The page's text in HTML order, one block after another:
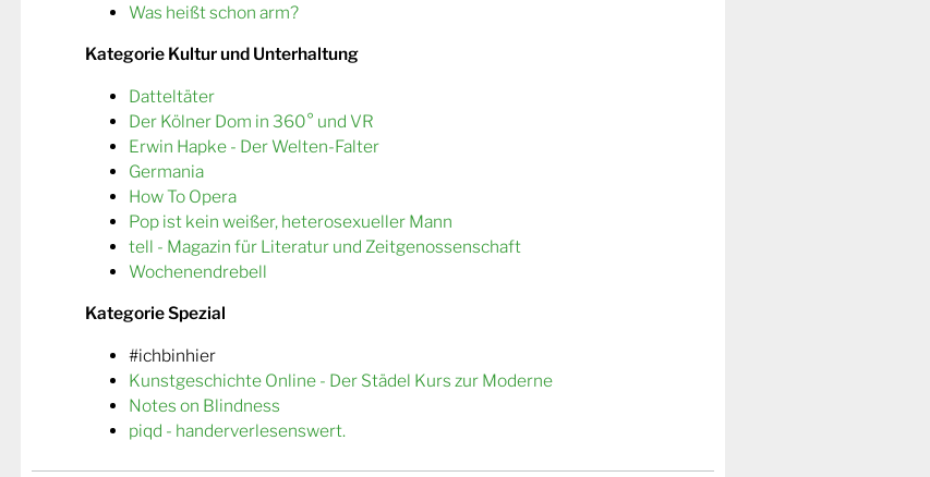
Was heißt schon arm?
Kategorie Kultur und Unterhaltung
Datteltäter
Der Kölner Dom in 360° und VR
Erwin Hapke - Der Welten-Falter
Germania
How To Opera
Pop ist kein weißer, heterosexueller Mann
tell - Magazin für Literatur und Zeitgenossenschaft
Wochenendrebell
Kategorie Spezial
#ichbinhier
Kunstgeschichte Online - Der Städel Kurs zur Moderne
Notes on Blindness
piqd - handerverlesenswert.